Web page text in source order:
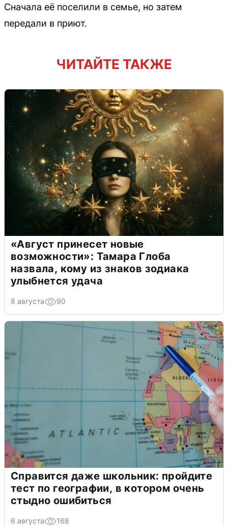
Сначала её поселили в семье, но затем
передали в приют.
ЧИТАЙТЕ ТАКЖЕ
«Август принесет новые
возможности»: Тамара Глоба
назвала, кому из знаков зодиака
улыбнется удача
8 августа 90
Справится даже школьник: пройдите
тест по географии, в котором очень
стыдно ошибиться
6 августа 168